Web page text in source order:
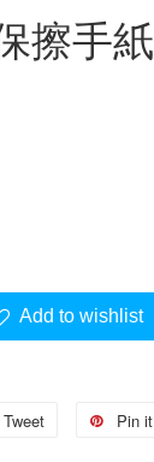
擦手紙
Add to wishlist
Tweet Pin it